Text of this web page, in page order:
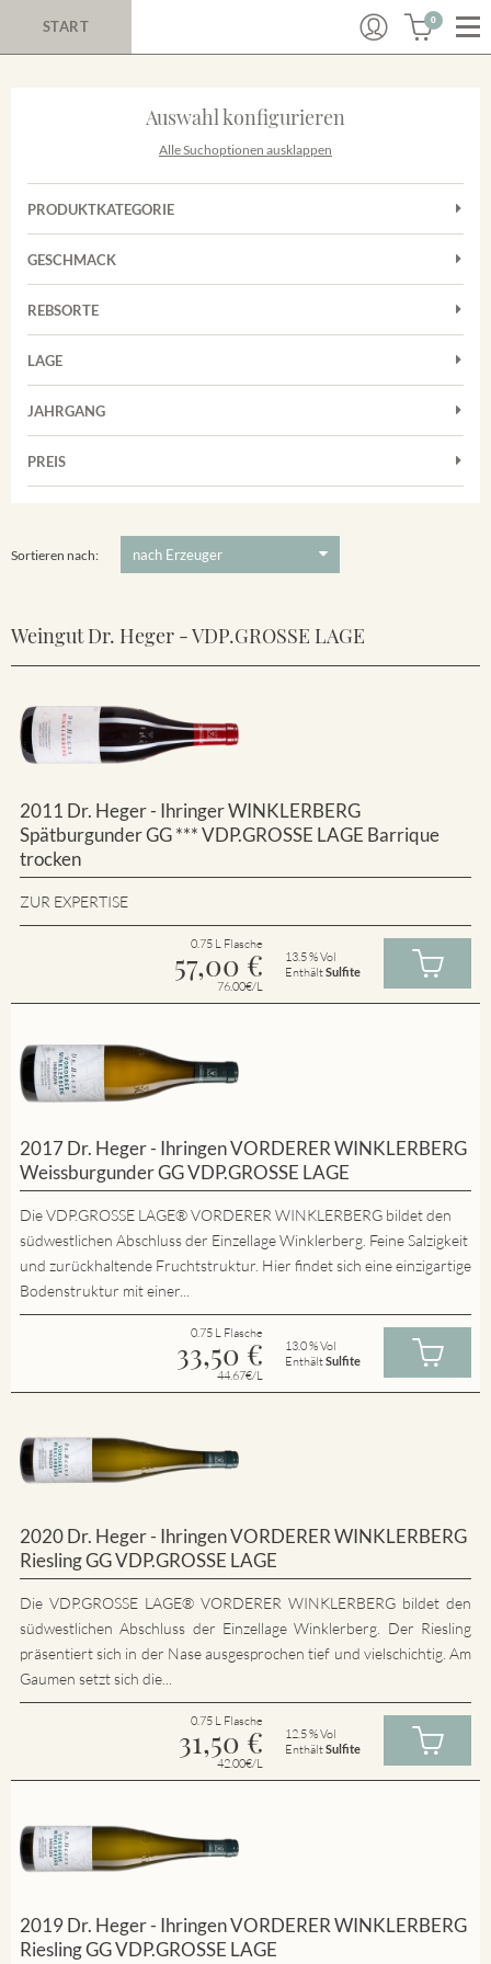
START 0
Auswahl konfigurieren
Alle Suchoptionen ausklappen
PRODUKTKATEGORIE
Cuvées
Rosé
Weißwein
GESCHMACK
Trocken
REBSORTE
Chardonnay
Grauburgunder
Riesling
LAGE
Achkarrer Schlossberg
Vorderer Winklerberg
Winklerberg Hinter Winklen
JAHRGANG
PREIS
Sortieren nach:
Weingut Dr. Heger - VDP.GROSSE LAGE
2011 Dr. Heger - Ihringer WINKLERBERG
Spätburgunder GG *** VDP.GROSSE LAGE Barrique
trocken
ZUR EXPERTISE
0.75 L Flasche
57,00 €
76.00€/L
13.5 % Vol
EnthältSulfite
2017 Dr. Heger - Ihringen VORDERER WINKLERBERG
Weissburgunder GG VDP.GROSSE LAGE
Die VDP.GROSSE LAGE® VORDERER WINKLERBERG bildet den
südwestlichen Abschluss der Einzellage Winklerberg. Feine Salzigkeit
und zurückhaltende Fruchtstruktur. Hier findet sich eine einzigartige
Bodenstruktur mit einer...
0.75 L Flasche
33,50 €
44.67€/L
13.0 % Vol
EnthältSulfite
2020 Dr. Heger - Ihringen VORDERER WINKLERBERG
Riesling GG VDP.GROSSE LAGE
Die VDP.GROSSE LAGE® VORDERER WINKLERBERG bildet den
südwestlichen Abschluss der Einzellage Winklerberg. Der Riesling
präsentiert sich in der Nase ausgesprochen tief und vielschichtig. Am
Gaumen setzt sich die...
0.75 L Flasche
31,50 €
42.00€/L
12.5 % Vol
EnthältSulfite
2019 Dr. Heger - Ihringen VORDERER WINKLERBERG
Riesling GG VDP.GROSSE LAGE